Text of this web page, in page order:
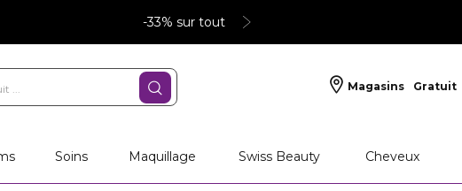
-33% sur tout
Magasins Gratuit
Soins Maquillage Swiss Beauty Cheveux